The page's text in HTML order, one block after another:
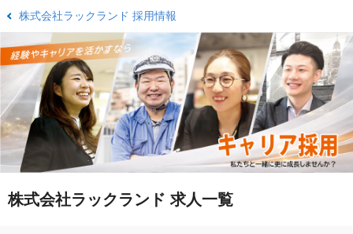
株式会社ラックランド 採用情報
株式会社ラックランド 求人一覧